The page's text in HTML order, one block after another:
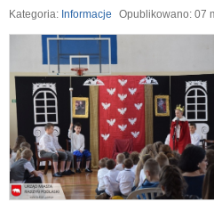
Kategoria: Informacje Opublikowano: 07